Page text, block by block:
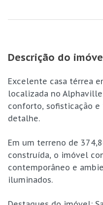
Descrição do
Excelente casa térrea
localizada no
conforto, sofisticação
detalhe.
Em um terreno de
construída, o imóvel
contemporâneo e
iluminados.